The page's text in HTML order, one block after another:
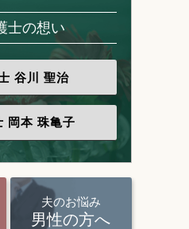
士の想い
谷川 聖治
岡本 珠亀子
夫のお悩み
男性の方へ